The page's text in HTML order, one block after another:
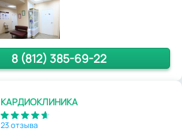
8 (812) 385-69-22
КАРДИОКЛИНИКА
23 отзыва